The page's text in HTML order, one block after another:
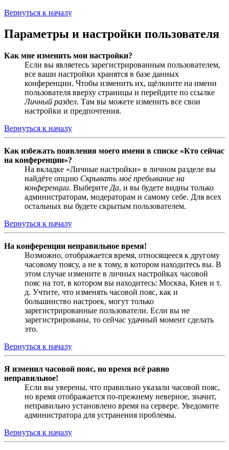
Вернуться к началу
Параметры и настройки пользователя
Как мне изменить мои настройки?
Если вы являетесь зарегистрированным пользователем,
все ваши настройки хранятся в базе данных
конференции. Чтобы изменить их, щёлкните на имени
пользователя вверху страницы и перейдите по ссылке
Личный раздел. Там вы можете изменить все свои
настройки и предпочтения.
Вернуться к началу
Как избежать появления моего имени в списке «Кто сейчас
на конференции»?
На вкладке «Личные настройки» в личном разделе вы
найдёте опцию Скрывать моё пребывание на
конференции. Выберите Да, и вы будете видны только
администраторам, модераторам и самому себе. Для всех
остальных вы будете скрытым пользователем.
Вернуться к началу
На конференции неправильное время!
Возможно, отображается время, относящееся к другому
часовому поясу, а не к тому, в котором находитесь вы. В
этом случае измените в личных настройках часовой
пояс на тот, в котором вы находитесь: Москва, Киев и т.
д. Учтите, что изменять часовой пояс, как и
большинство настроек, могут только
зарегистрированные пользователи. Если вы не
зарегистрированы, то сейчас удачный момент сделать
это.
Вернуться к началу
Я изменил часовой пояс, но время всё равно
неправильное!
Если вы уверены, что правильно указали часовой пояс,
но время отображается по-прежнему неверное, значит,
неправильно установлено время на сервере. Уведомите
администратора для устранения проблемы.
Вернуться к началу